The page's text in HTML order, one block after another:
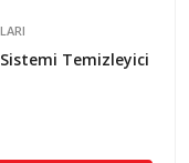
Temizleyici